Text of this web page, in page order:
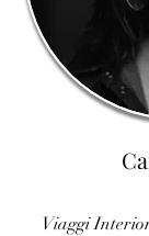
Viaggi